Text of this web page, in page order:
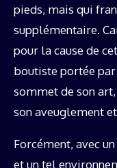
pieds, mais qui
supplémentaire.
pour la cause de
boutiste portée
sommet de son
son aveuglement
Forcément, avec
et un tel